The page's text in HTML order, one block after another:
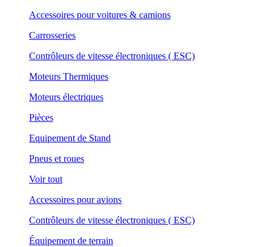
Accessoires pour voitures & camions
Carrosseries
Contrôleurs de vitesse électroniques ( ESC)
Moteurs Thermiques
Moteurs électriques
Pièces
Equipement de Stand
Pneus et roues
Voir tout
Accessoires pour avions
Contrôleurs de vitesse électroniques ( ESC)
Équipement de terrain